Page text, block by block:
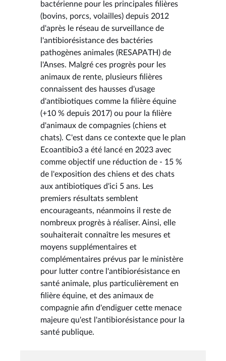
bactérienne pour les principales filières
(bovins, porcs, volailles) depuis 2012
d'après le réseau de surveillance de
l'antibiorésistance des bactéries
pathogènes animales (RESAPATH) de
l'Anses. Malgré ces progrès pour les
animaux de rente, plusieurs filières
connaissent des hausses d'usage
d'antibiotiques comme la filière équine
(+10 % depuis 2017) ou pour la filière
d'animaux de compagnies (chiens et
chats). C'est dans ce contexte que le plan
Ecoantibio3 a été lancé en 2023 avec
comme objectif une réduction de - 15 %
de l'exposition des chiens et des chats
aux antibiotiques d'ici 5 ans. Les
premiers résultats semblent
encourageants, néanmoins il reste de
nombreux progrès à réaliser. Ainsi, elle
souhaiterait connaître les mesures et
moyens supplémentaires et
complémentaires prévus par le ministère
pour lutter contre l'antibiorésistance en
santé animale, plus particulièrement en
filière équine, et des animaux de
compagnie afin d'endiguer cette menace
majeure qu'est l'antibiorésistance pour la
santé publique.